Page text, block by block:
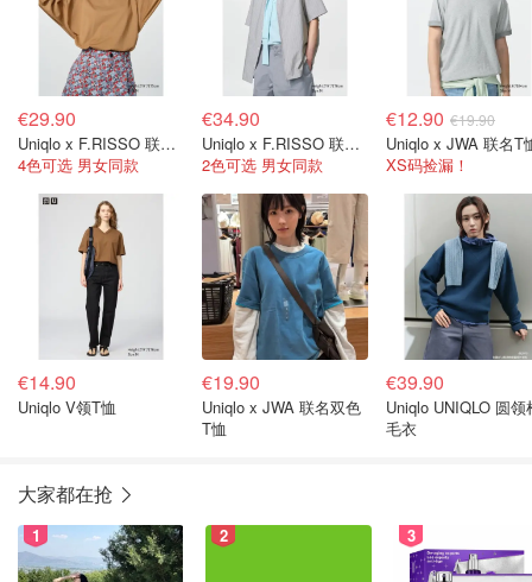
€29.90
Uniqlo x F.RISSO 联名T恤
4色可选 男女同款
€34.90
Uniqlo x F.RISSO 联名条纹衬衫
2色可选 男女同款
€12.90 €19.90
Uniqlo x JWA 联名T
XS码捡漏！
€14.90
Uniqlo V领T恤
€19.90
Uniqlo x JWA 联名双色
T恤
€39.90
Uniqlo UNIQLO 圆领
毛衣
大家都在抢
1 2 3